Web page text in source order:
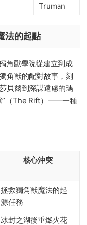
Truman
法的起點
角獸學院從建立到成
角獸的配對故事，刻
貝爾到深謀遠慮的瑪
”（The Rift）——一種
核心沖突
拯救獨角獸魔法的起
源任務
冰封之湖後重燃火花